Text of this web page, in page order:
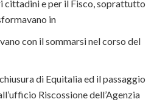
i cittadini e per il Fisco,soprattutto
in
con il sommarsi nel corso del
di Equitalia ed il passaggio
Riscossione dell’Agenzia